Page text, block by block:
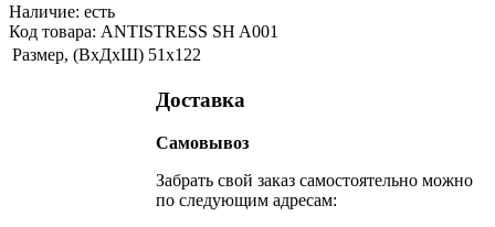
Наличие: есть
Код товара: ANTISTRESS SH A001
Размер, (ВхДхШ) 51х122
Доставка
Самовывоз
Забрать свой заказ самостоятельно можно
по следующим адресам: